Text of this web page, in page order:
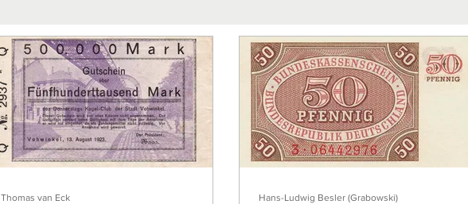
Veranstaltungen Zitate Ausstellungen
Thomas van Eck
Hans-Ludwig Besler (Grabowski)